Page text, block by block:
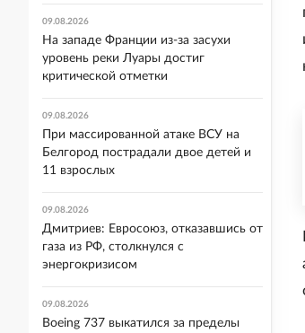
09.08.2026
На западе Франции из-за засухи
уровень реки Луары достиг
критической отметки
09.08.2026
При массированной атаке ВСУ на
Белгород пострадали двое детей и
11 взрослых
09.08.2026
Дмитриев: Евросоюз, отказавшись от
газа из РФ, столкнулся с
энергокризисом
09.08.2026
Boeing 737 выкатился за пределы